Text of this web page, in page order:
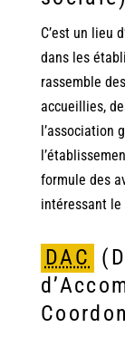
C’est un lieu
dans les
rassemble
accueillies,
l’association
formule des
intéressant le
DAC